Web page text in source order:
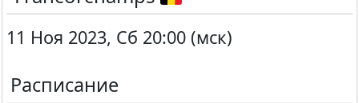
11 Ноя 2023, Сб 20:00 (мск)
Расписание